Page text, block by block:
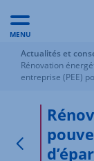
MENU
Vous êtes ici:
Actualités et
Rénovation
entreprise (PEE)
Retour à la